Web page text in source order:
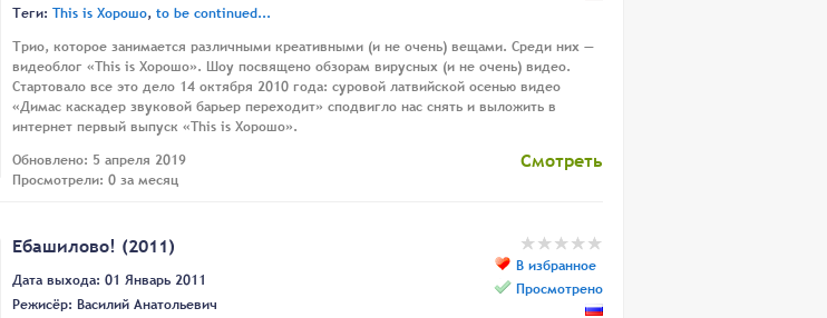
Теги: This is Хорошо, to be continued...
Трио, которое занимается различными креативными (и не очень) вещами. Среди них —
видеоблог «This is Хорошо». Шоу посвящено обзорам вирусных (и не очень) видео.
Стартовало все это дело 14 октября 2010 года: суровой латвийской осенью видео
«Димас каскадер звуковой барьер переходит» сподвигло нас снять и выложить в
интернет первый выпуск «This is Хорошо».
Обновлено: 5 апреля 2019
Просмотрели: 0 за месяц
Смотреть
В избранное
Просмотрено
Ебашилово! (2011)
Дата выхода: 01 Январь 2011
Режисёр: Василий Анатольевич